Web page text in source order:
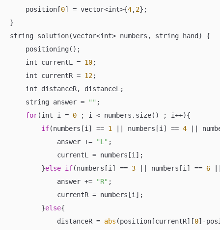
    position[
0] = vector<int>{4,2};
}
string solution(vector<int> numbers, string hand) {
    positioning();
    int currentL
= 10;
    int currentR
= 12;
    int distanceR, distanceL;
    string answer
= "" ;
for(int i = 0 ; i < numbers.size() ; i++){
if(numbers[i] == 1 numbers[i] == 4
            answer
+= "L" ;
            currentL
= numbers[i];
        }
else if(numbers[i] == 3 numbers[i] == 6
            answer
+= "R" ;
            currentR
= numbers[i];
        }
else{
            distanceR
= abs (position[currentR][0] -